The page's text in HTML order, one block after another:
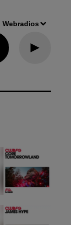
Webradios